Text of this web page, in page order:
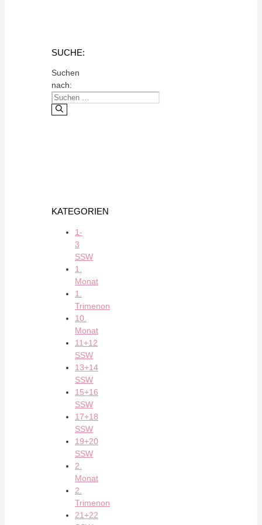
SUCHE:
Suchen
nach:
KATEGORIEN
1-
3
SSW
1.
Monat
1.
Trimenon
10.
Monat
11+12
SSW
13+14
SSW
15+16
SSW
17+18
SSW
19+20
SSW
2.
Monat
2.
Trimenon
21+22